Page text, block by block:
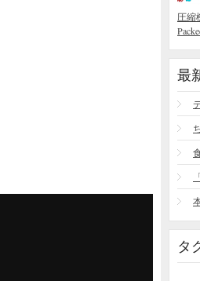
圧縮
最
タ